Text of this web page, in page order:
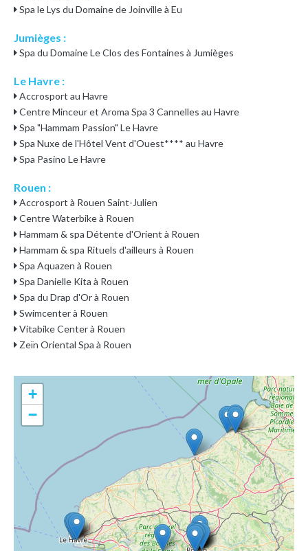
Spa le Lys du Domaine de Joinville à Eu
Jumièges :
Spa du Domaine Le Clos des Fontaines à Jumièges
Le Havre :
Accrosport au Havre
Centre Minceur et Aroma Spa 3 Cannelles au Havre
Spa "Hammam Passion" Le Havre
Spa Nuxe de l'Hôtel Vent d'Ouest**** au Havre
Spa Pasino Le Havre
Rouen :
Accrosport à Rouen Saint-Julien
Centre Waterbike à Rouen
Hammam & spa Détente d'Orient à Rouen
Hammam & spa Rituels d'ailleurs à Rouen
Spa Aquazen à Rouen
Spa Danielle Kita à Rouen
Spa du Drap d'Or à Rouen
Swimcenter à Rouen
Vitabike Center à Rouen
Zeïn Oriental Spa à Rouen
+
−